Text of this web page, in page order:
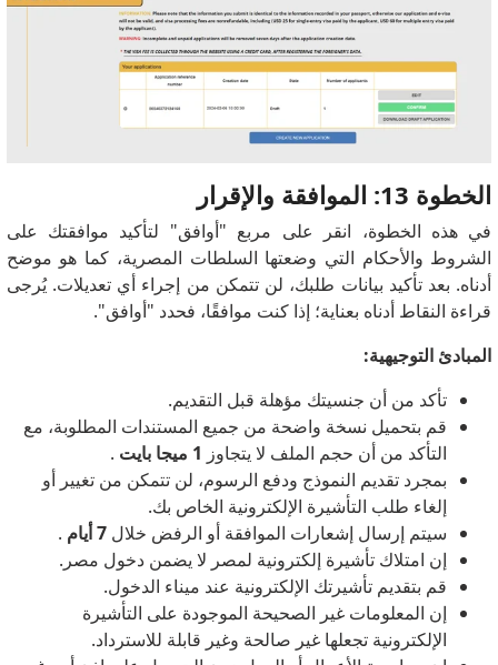
الخطوة 13: الموافقة والإقرار
في هذه الخطوة، انقر على مربع "أوافق" لتأكيد موافقتك على
الشروط والأحكام التي وضعتها السلطات المصرية، كما هو موضح
أدناه. بعد تأكيد بيانات طلبك، لن تتمكن من إجراء أي تعديلات. يُرجى
قراءة النقاط أدناه بعناية؛ إذا كنت موافقًا، فحدد "أوافق".
المبادئ التوجيهية:
تأكد من أن جنسيتك مؤهلة قبل التقديم.
قم بتحميل نسخة واضحة من جميع المستندات المطلوبة، مع
التأكد من أن حجم الملف لا يتجاوز 1 ميجا بايت
.
بمجرد تقديم النموذج ودفع الرسوم، لن تتمكن من تغيير أو
إلغاء طلب التأشيرة الإلكترونية الخاص بك.
سيتم إرسال إشعارات الموافقة أو الرفض خلال 7 أيام
.
إن امتلاك تأشيرة إلكترونية لمصر لا يضمن دخول مصر.
قم بتقديم تأشيرتك الإلكترونية عند ميناء الدخول.
إن المعلومات غير الصحيحة الموجودة على التأشيرة
الإلكترونية تجعلها غير صالحة وغير قابلة للاسترداد.